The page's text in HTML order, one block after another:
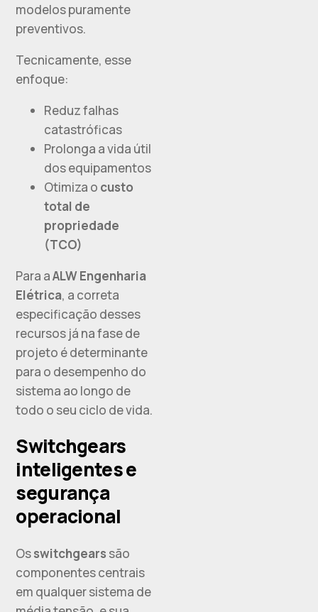
modelos puramente
preventivos.
Tecnicamente, esse
enfoque:
Reduz falhas
catastróficas
Prolonga a vida útil
dos equipamentos
Otimiza o custo
total de
propriedade
(TCO)
Para aALW Engenharia
Elétrica, a correta
especificação desses
recursos já na fase de
projeto é determinante
para o desempenho do
sistema ao longo de
todo o seu ciclo de vida.
Switchgears
inteligentes e
segurança
operacional
Osswitchgears são
componentes centrais
em qualquer sistema de